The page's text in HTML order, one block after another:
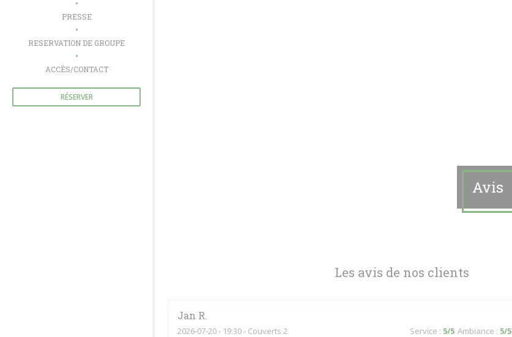
PRESSE
RESERVATION DE GROUPE((OUVRE UNE NOUVELLE FENÊTRE))
ACCÈS/CONTACT
RÉSERVER
Avis
Les avis de nos clients
Jan R
2026-07-20- 19:30 - Couverts 2 Service : 5/5 Ambiance : 5/5